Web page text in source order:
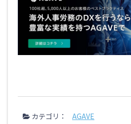
カテゴリ：
AGAVE